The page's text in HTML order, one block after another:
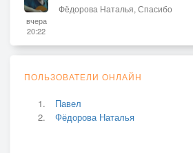
вчера
20:22
Фёдорова Наталья, Спасибо
ПОЛЬЗОВАТЕЛИ ОНЛАЙН
Павел
Фёдорова Наталья